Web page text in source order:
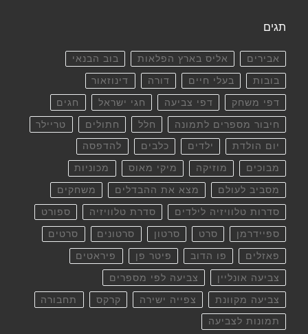
תגים
אבירים אליס בארץ הפלאות בוב הבנאי
בובות בעלי חיים דורה דינוזאור
דפי משחק דפי צביעה חגי ישראל חגים
חיבור מספרים לתמונה חלל חתולים טריילר
יום הולדת ילדים כלבים להדפסה
מבוכים מוזיקה מיקי מאוס מכוניות
מסביב לעולם מצא את ההבדלים משחקים
סדרות טלוויזיה לילדים סדרת טלוויזיה ספורט
ספיידרמן סרט סרטון סרטונים סרטים
פאזלים פו הדוב פיטר פן פיראטים
צביעה אונליין צביעה לפי מספרים
צביעה מקוונת צפייה ישירה קרקס תחבורה
תמונות לצביעה